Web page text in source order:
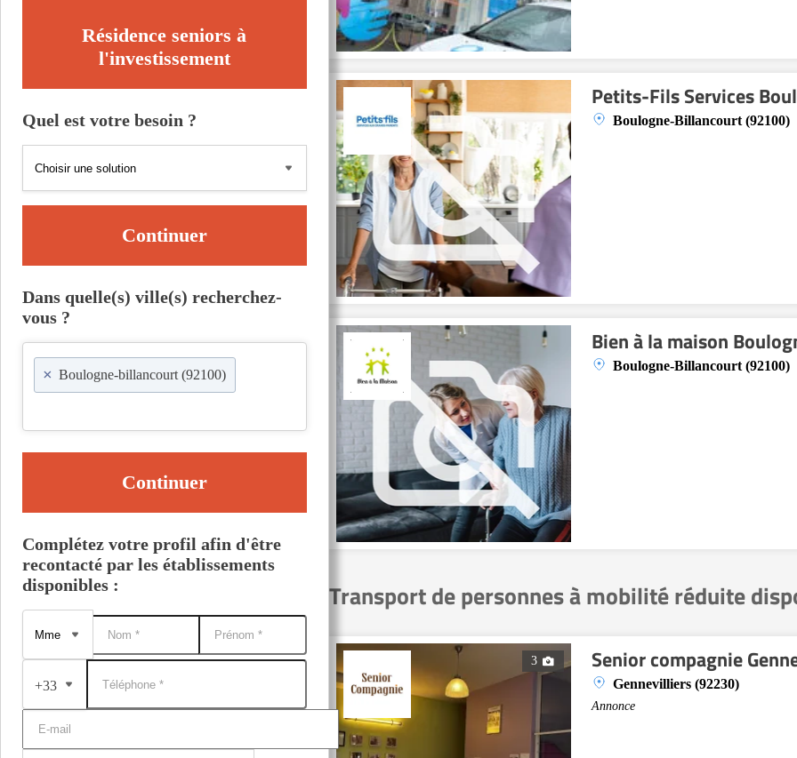
Petits-Fils Services
Boulogne-Billancourt (92100)
Bien à la maison
Boulogne-Billancourt (92100)
Transport de personnes à mobilité réduite
3 Senior compagnie
Gennevilliers (92230)
Annonce
Résidence seniors à
l'investissement
Quel est votre besoin ?
Continuer
Dans quelle(s) ville(s) recherchez-
vous ?
× Boulogne-billancourt (92100)
Continuer
Complétez votre profil afin d'être
recontacté par les établissements
disponibles :
+33